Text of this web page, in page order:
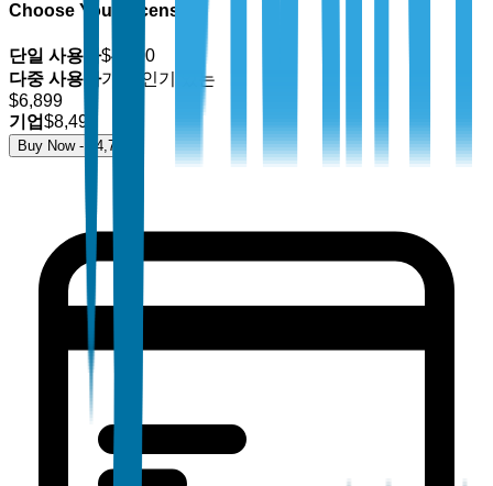
Choose Your License
단일 사용자$4,700
다중 사용자가장 인기 있는
$6,899
기업$8,499
Buy Now - $ 4,700